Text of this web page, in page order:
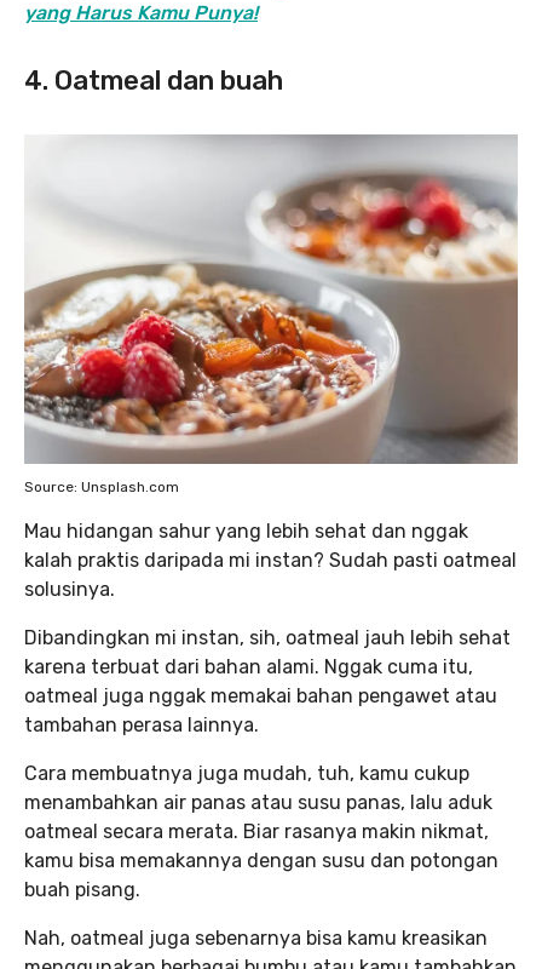
yang Harus Kamu Punya!
4. Oatmeal dan buah
Source: Unsplash.com
Mau hidangan sahur yang lebih sehat dan nggak
kalah praktis daripada mi instan? Sudah pasti oatmeal
solusinya.
Dibandingkan mi instan, sih, oatmeal jauh lebih sehat
karena terbuat dari bahan alami. Nggak cuma itu,
oatmeal juga nggak memakai bahan pengawet atau
tambahan perasa lainnya.
Cara membuatnya juga mudah, tuh, kamu cukup
menambahkan air panas atau susu panas, lalu aduk
oatmeal secara merata. Biar rasanya makin nikmat,
kamu bisa memakannya dengan susu dan potongan
buah pisang.
Nah, oatmeal juga sebenarnya bisa kamu kreasikan